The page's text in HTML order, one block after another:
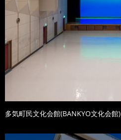
多気町民文化会館(BANKYO文化会館)